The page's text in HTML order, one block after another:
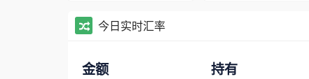
今日实时汇率
金额 持有